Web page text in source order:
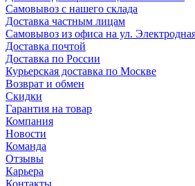
Самовывоз с нашего склада
Доставка частным лицам
Самовывоз из офиса на ул.
Доставка почтой
Доставка по России
Курьерская доставка по Москве
Возврат и обмен
Скидки
Гарантия на товар
Компания
Новости
Команда
Отзывы
Карьера
Контакты